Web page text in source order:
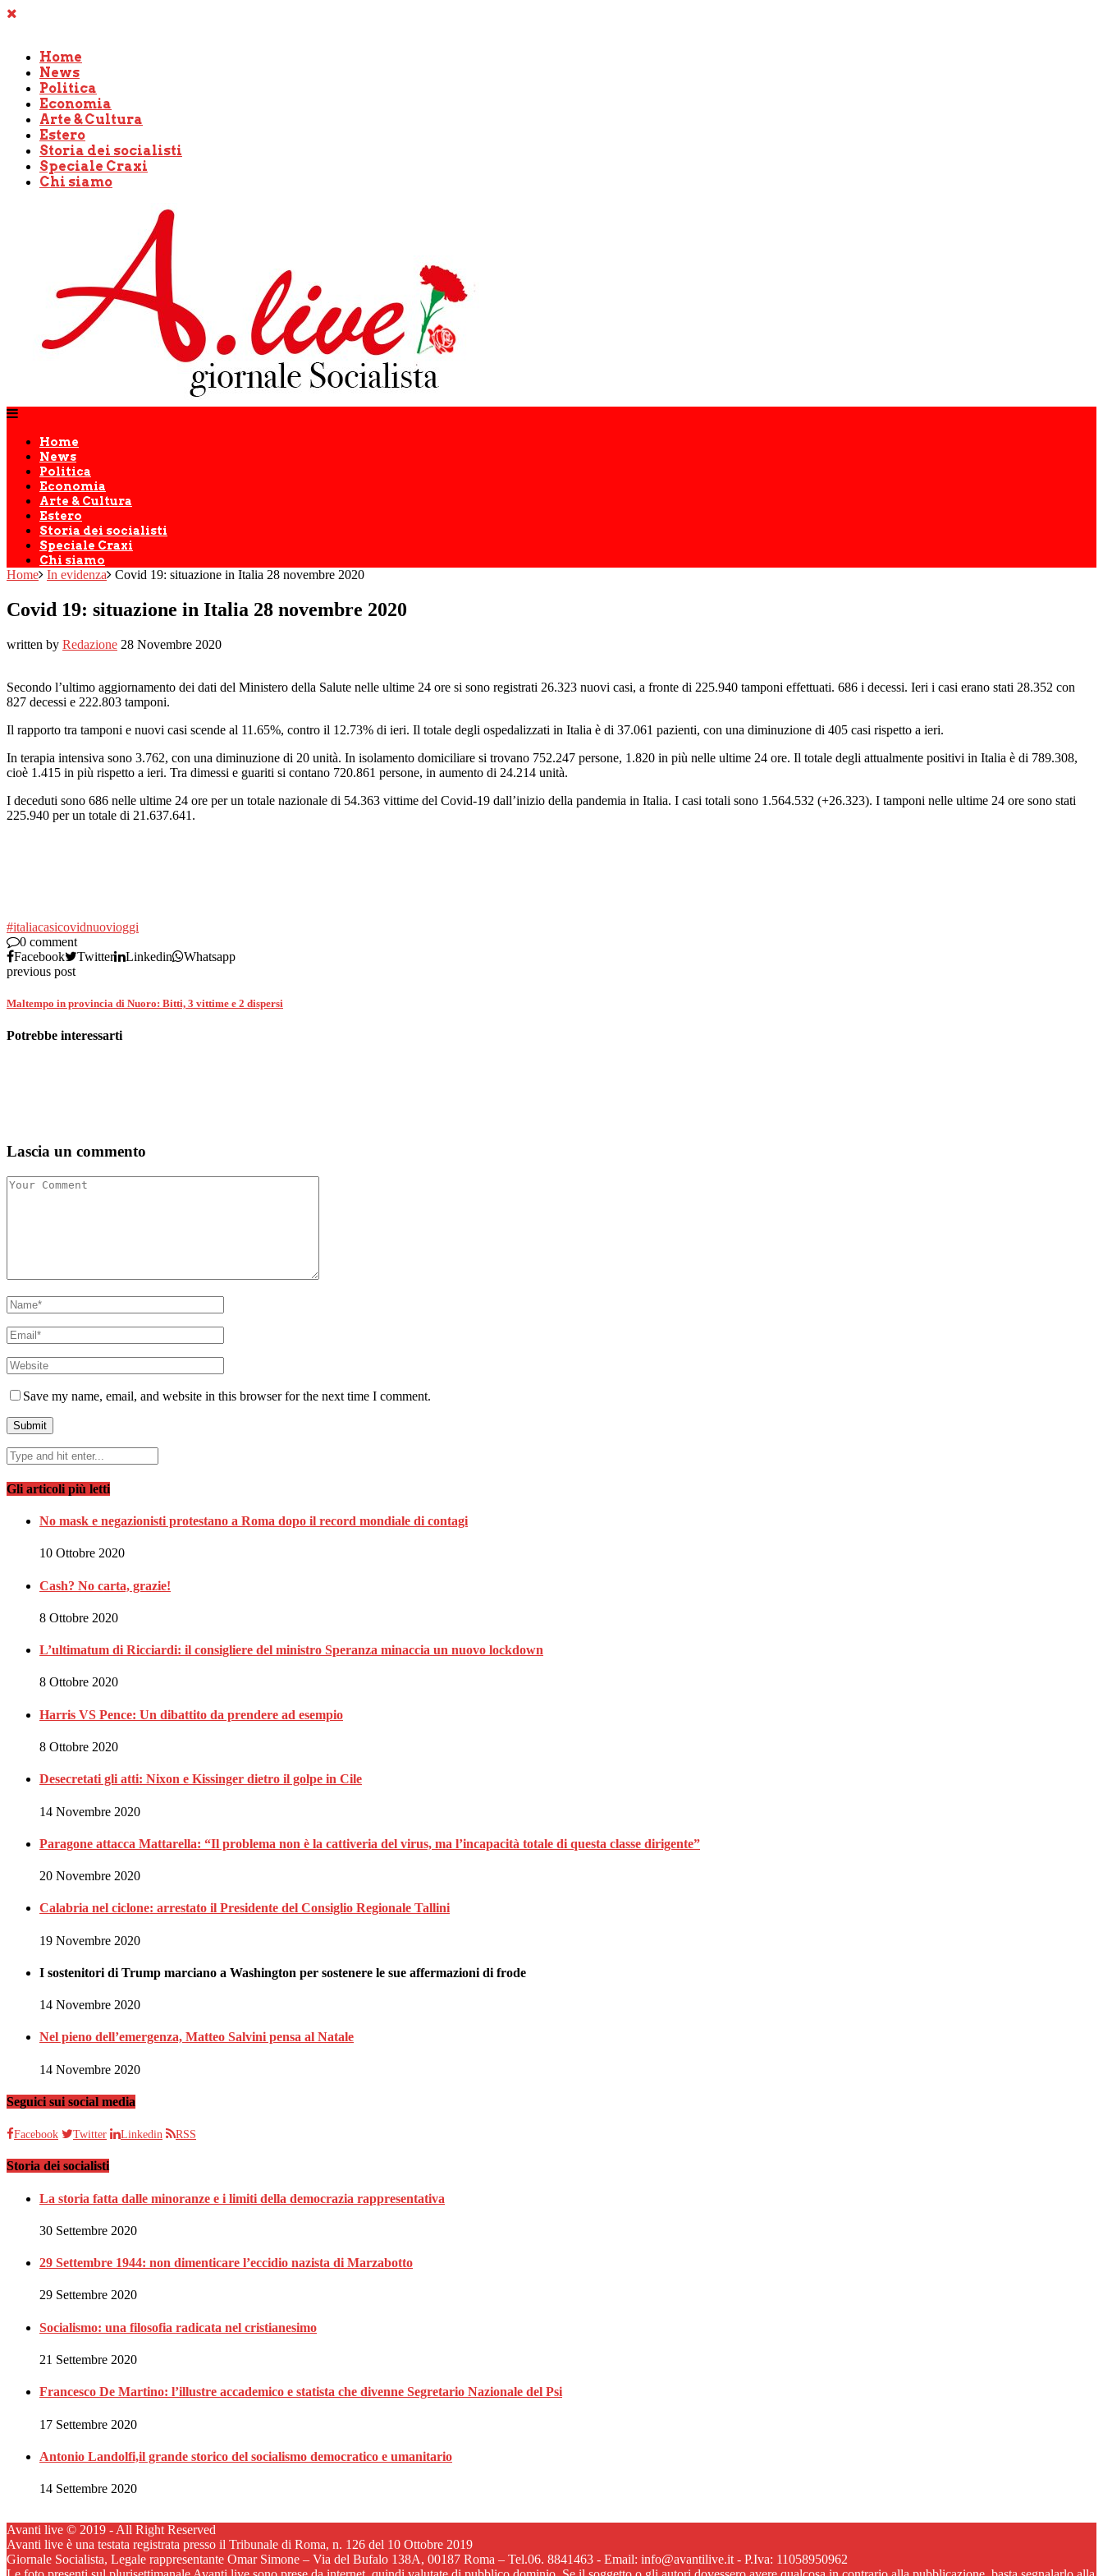
Home
News
Politica
Economia
Arte & Cultura
Estero
Storia dei socialisti
Speciale Craxi
Chi siamo
Home
News
Politica
Economia
Arte & Cultura
Estero
Storia dei socialisti
Speciale Craxi
Chi siamo
Home In evidenza Covid 19: situazione in Italia 28 novembre 2020
Covid 19: situazione in Italia 28 novembre 2020
written by Redazione 28 Novembre 2020
Secondo l’ultimo aggiornamento dei dati del Ministero della Salute nelle ultime 24 ore si sono registrati 26.323 nuovi casi, a fronte di 225.940 tamponi effettuati. 686 i decessi. Ieri i casi erano stati 28.352 con
827 decessi e 222.803 tamponi.
Il rapporto tra tamponi e nuovi casi scende al 11.65%, contro il 12.73% di ieri. Il totale degli ospedalizzati in Italia è di 37.061 pazienti, con una diminuzione di 405 casi rispetto a ieri.
In terapia intensiva sono 3.762, con una diminuzione di 20 unità. In isolamento domiciliare si trovano 752.247 persone, 1.820 in più nelle ultime 24 ore. Il totale degli attualmente positivi in Italia è di 789.308,
cioè 1.415 in più rispetto a ieri. Tra dimessi e guariti si contano 720.861 persone, in aumento di 24.214 unità.
I deceduti sono 686 nelle ultime 24 ore per un totale nazionale di 54.363 vittime del Covid-19 dall’inizio della pandemia in Italia. I casi totali sono 1.564.532 (+26.323). I tamponi nelle ultime 24 ore sono stati
225.940 per un totale di 21.637.641.
#italiacasicovidnuovioggi
0 comment
Facebook
Twitter Linkedin
Whatsapp
previous post
Maltempo in provincia di Nuoro: Bitti, 3 vittime e 2 dispersi
Potrebbe interessarti
Lascia un commento
Save my name, email, and website in this browser for the next time I comment.
Gli articoli più letti
No mask e negazionisti protestano a Roma dopo il record mondiale di contagi
10 Ottobre 2020
Cash? No carta, grazie!
8 Ottobre 2020
L’ultimatum di Ricciardi: il consigliere del ministro Speranza minaccia un nuovo lockdown
8 Ottobre 2020
Harris VS Pence: Un dibattito da prendere ad esempio
8 Ottobre 2020
Desecretati gli atti: Nixon e Kissinger dietro il golpe in Cile
14 Novembre 2020
Paragone attacca Mattarella: “Il problema non è la cattiveria del virus, ma l’incapacità totale di questa classe dirigente”
20 Novembre 2020
Calabria nel ciclone: arrestato il Presidente del Consiglio Regionale Tallini
19 Novembre 2020
I sostenitori di Trump marciano a Washington per sostenere le sue affermazioni di frode
14 Novembre 2020
Nel pieno dell’emergenza, Matteo Salvini pensa al Natale
14 Novembre 2020
Seguici sui social media
Facebook Twitter Linkedin RSS
Storia dei socialisti
La storia fatta dalle minoranze e i limiti della democrazia rappresentativa
30 Settembre 2020
29 Settembre 1944: non dimenticare l’eccidio nazista di Marzabotto
29 Settembre 2020
Socialismo: una filosofia radicata nel cristianesimo
21 Settembre 2020
Francesco De Martino: l’illustre accademico e statista che divenne Segretario Nazionale del Psi
17 Settembre 2020
Antonio Landolfi,il grande storico del socialismo democratico e umanitario
14 Settembre 2020
Avanti live © 2019 - All Right Reserved
Avanti live è una testata registrata presso il Tribunale di Roma, n. 126 del 10 Ottobre 2019
Giornale Socialista, Legale rappresentante Omar Simone – Via del Bufalo 138A, 00187 Roma – Tel.06. 8841463 - Email: info@avantilive.it - P.Iva: 11058950962